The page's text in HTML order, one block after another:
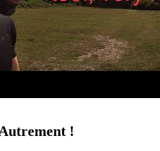
!